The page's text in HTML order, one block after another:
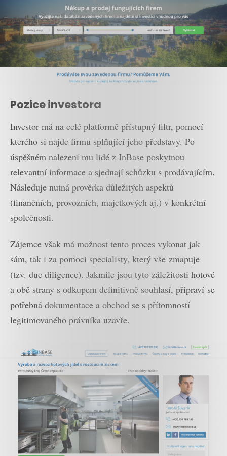
Pozice investora
Investor má na celé platformě přístupný filtr, pomocí
kterého si najde firmu splňující jeho představy. Po
úspěšném nalezení mu lidé z InBase poskytnou
relevantní informace a sjednají schůzku s prodávajícím.
Následuje nutná prověrka důležitých aspektů
(finančních, provozních, majetkových aj.) v konkrétní
společnosti.
Zájemce však má možnost tento proces vykonat jak
sám, tak i za pomoci specialisty, který vše zmapuje
(tzv. due diligence). Jakmile jsou tyto záležitosti hotové
a obě strany s odkupem definitivně souhlasí, připraví se
potřebná dokumentace a obchod se s přítomností
legitimovaného právníka uzavře.